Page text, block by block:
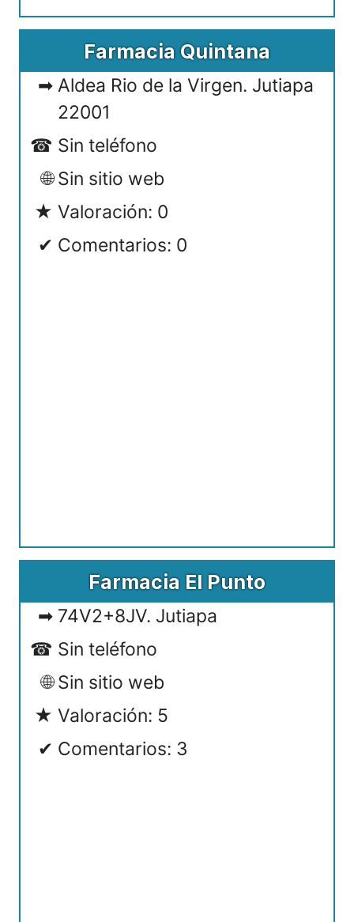
Farmacia Quintana
Aldea Rio de la Virgen. Jutiapa
22001
Sin teléfono
Sin sitio web
Valoración: 0
Comentarios: 0
Farmacia El Punto
74V2+8JV. Jutiapa
Sin teléfono
Sin sitio web
Valoración: 5
Comentarios: 3